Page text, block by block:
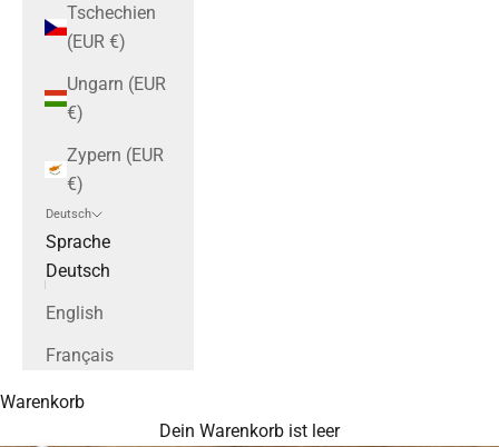
Tschechien
(EUR €)
Ungarn (EUR
€)
Zypern (EUR
€)
Deutsch
Sprache
Deutsch
English
Français
Warenkorb
Dein Warenkorb ist leer